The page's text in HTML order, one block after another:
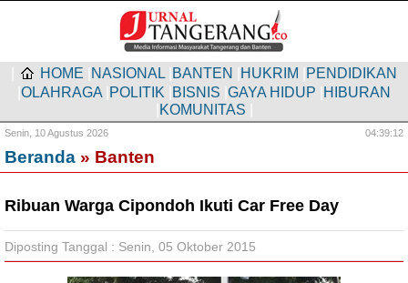
HOME NASIONAL BANTEN HUKRIM PENDIDIKAN
OLAHRAGA POLITIK BISNIS GAYA HIDUP HIBURAN
KOMUNITAS
Senin, 10 Agustus 2026 04:39:13
Beranda » Banten
Ribuan Warga Cipondoh Ikuti Car Free Day
Diposting Tanggal : Senin, 05 Oktober 2015